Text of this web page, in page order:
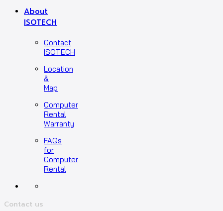
About
ISOTECH
Contact
ISOTECH
Location
&
Map
Computer
Rental
Warranty
FAQs
for
Computer
Rental
Contact us